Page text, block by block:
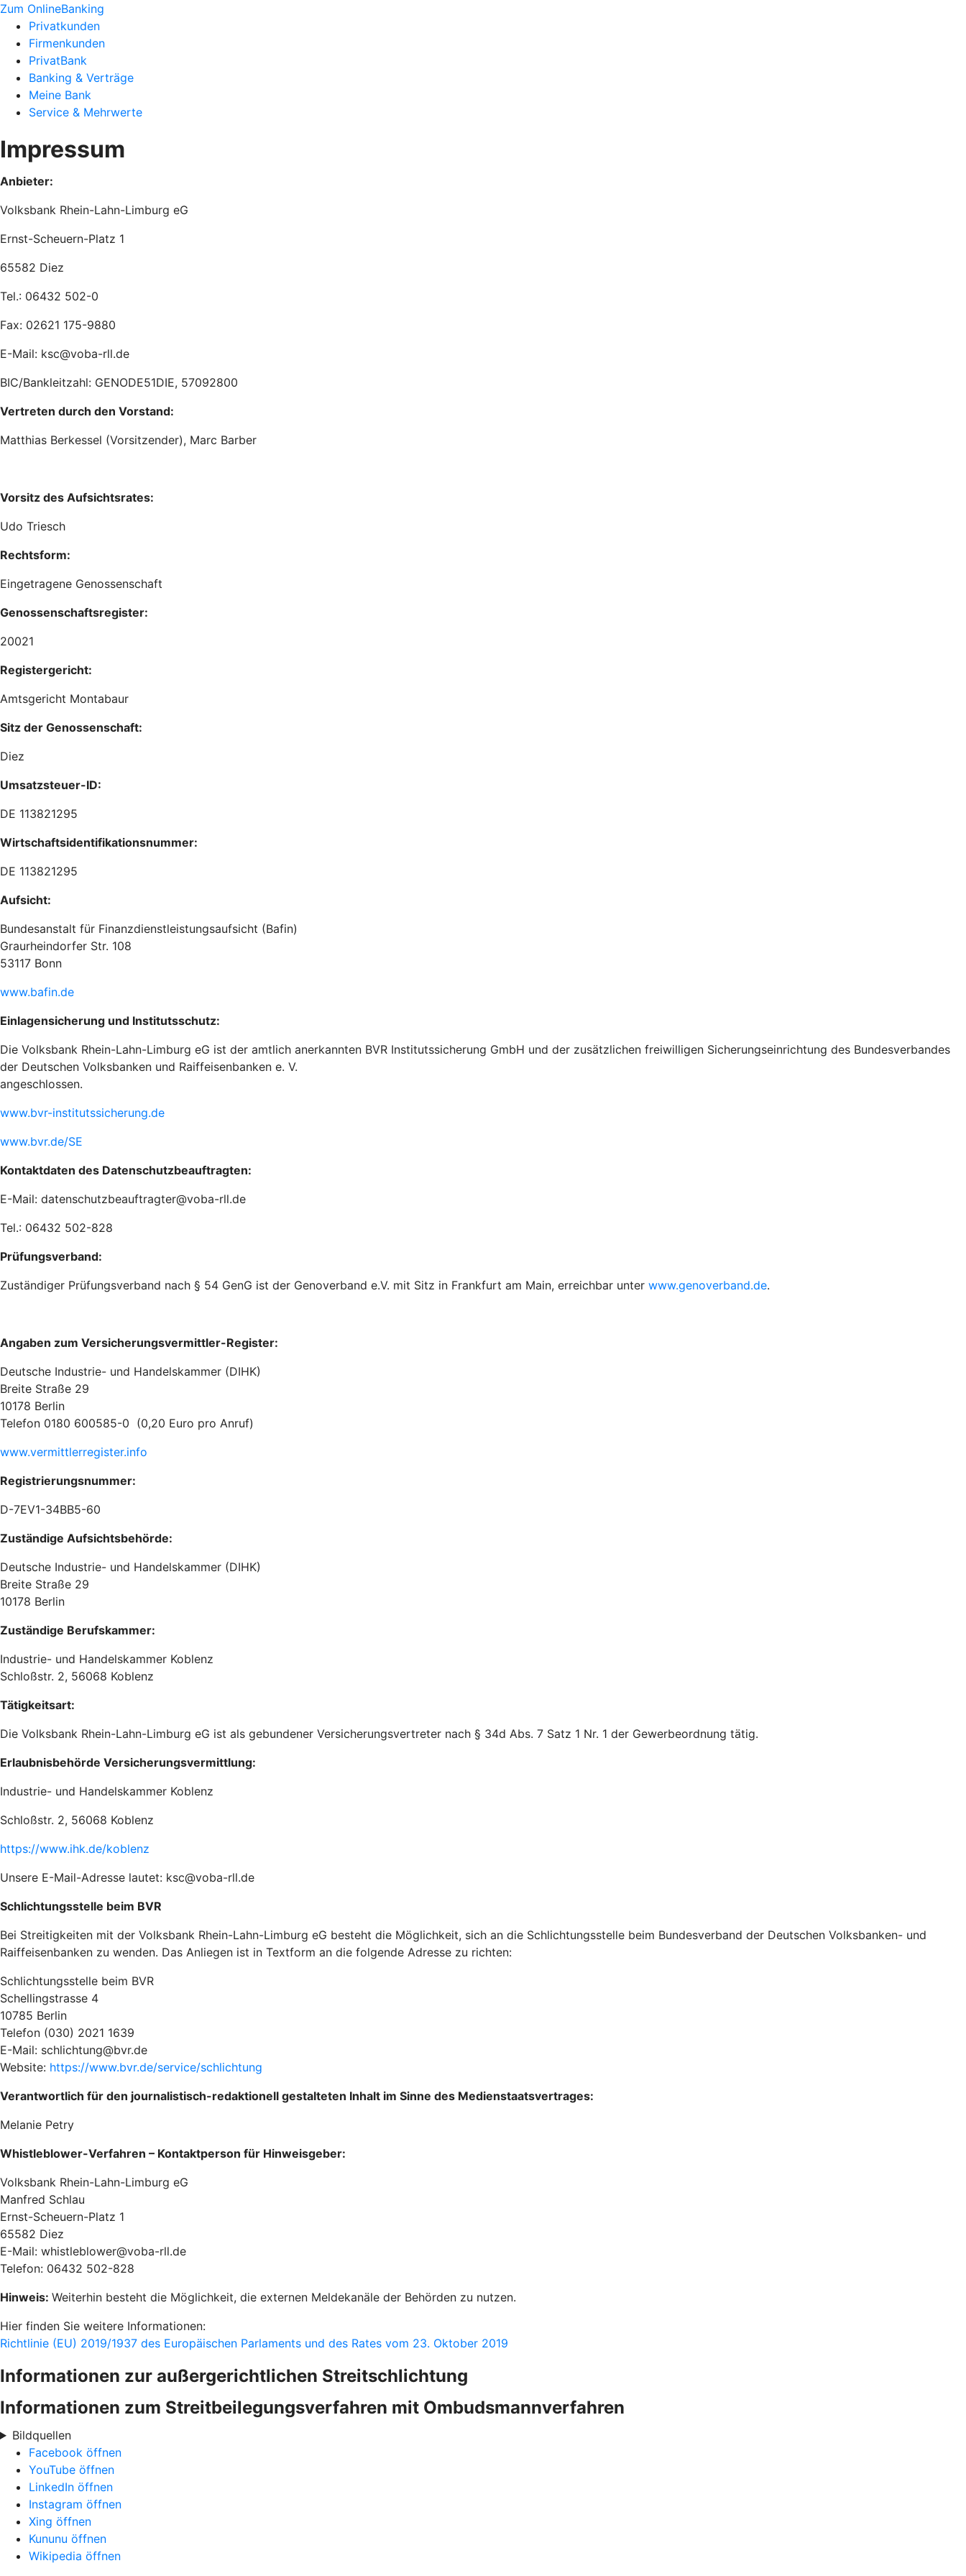
Zum OnlineBanking
Privatkunden
Firmenkunden
PrivatBank
Banking & Verträge
Meine Bank
Service & Mehrwerte
Impressum
Anbieter:
Volksbank Rhein-Lahn-Limburg eG
Ernst-Scheuern-Platz 1
65582 Diez
Tel.: 06432 502-0
Fax: 02621 175-9880
E-Mail: ksc@voba-rll.de
BIC/Bankleitzahl: GENODE51DIE, 57092800
Vertreten durch den Vorstand:
Matthias Berkessel (Vorsitzender), Marc Barber
Vorsitz des Aufsichtsrates:
Udo Triesch
Rechtsform:
Eingetragene Genossenschaft
Genossenschaftsregister:
20021
Registergericht:
Amtsgericht Montabaur
Sitz der Genossenschaft:
Diez
Umsatzsteuer-ID:
DE 113821295
Wirtschaftsidentifikationsnummer:
DE 113821295
Aufsicht:
Bundesanstalt für Finanzdienstleistungsaufsicht (Bafin)
Graurheindorfer Str. 108
53117 Bonn
www.bafin.de
Einlagensicherung und Institutsschutz:
Die Volksbank Rhein-Lahn-Limburg eG ist der amtlich anerkannten BVR Institutssicherung GmbH und der zusätzlichen freiwilligen Sicherungseinrichtung des Bundesverbandes
der Deutschen Volksbanken und Raiffeisenbanken e. V.
angeschlossen.
www.bvr-institutssicherung.de
www.bvr.de/SE
Kontaktdaten des Datenschutzbeauftragten:
E-Mail: datenschutzbeauftragter@voba-rll.de
Tel.: 06432 502-828
Prüfungsverband:
Zuständiger Prüfungsverband nach § 54 GenG ist der Genoverband e.V. mit Sitz in Frankfurt am Main, erreichbar unter www.genoverband.de.
Angaben zum Versicherungsvermittler-Register:
Deutsche Industrie- und Handelskammer (DIHK)
Breite Straße 29
10178 Berlin
Telefon 0180 600585-0 (0,20 Euro pro Anruf)
www.vermittlerregister.info
Registrierungsnummer:
D-7EV1-34BB5-60
Zuständige Aufsichtsbehörde:
Deutsche Industrie- und Handelskammer (DIHK)
Breite Straße 29
10178 Berlin
Zuständige Berufskammer:
Industrie- und Handelskammer Koblenz
Schloßstr. 2, 56068 Koblenz
Tätigkeitsart:
Die Volksbank Rhein-Lahn-Limburg eG ist als gebundener Versicherungsvertreter nach § 34d Abs. 7 Satz 1 Nr. 1 der Gewerbeordnung tätig.
Erlaubnisbehörde Versicherungsvermittlung:
Industrie- und Handelskammer Koblenz
Schloßstr. 2, 56068 Koblenz
https://www.ihk.de/koblenz
Unsere E-Mail-Adresse lautet: ksc@voba-rll.de
Schlichtungsstelle beim BVR
Bei Streitigkeiten mit der Volksbank Rhein-Lahn-Limburg eG besteht die Möglichkeit, sich an die Schlichtungsstelle beim Bundesverband der Deutschen Volksbanken- und
Raiffeisenbanken zu wenden. Das Anliegen ist in Textform an die folgende Adresse zu richten:
Schlichtungsstelle beim BVR
Schellingstrasse 4
10785 Berlin
Telefon (030) 2021 1639
E-Mail: schlichtung@bvr.de
Website: https://www.bvr.de/service/schlichtung
Verantwortlich für den journalistisch-redaktionell gestalteten Inhalt im Sinne des Medienstaatsvertrages:
Melanie Petry
Whistleblower-Verfahren – Kontaktperson für Hinweisgeber:
Volksbank Rhein-Lahn-Limburg eG
Manfred Schlau
Ernst-Scheuern-Platz 1
65582 Diez
E-Mail: whistleblower@voba-rll.de
Telefon: 06432 502-828
Hinweis: Weiterhin besteht die Möglichkeit, die externen Meldekanäle der Behörden zu nutzen.
Hier finden Sie weitere Informationen:
Richtlinie (EU) 2019/1937 des Europäischen Parlaments und des Rates vom 23. Oktober 2019
Informationen zur außergerichtlichen Streitschlichtung
Informationen zum Streitbeilegungsverfahren mit Ombudsmannverfahren
Bildquellen
Facebook öffnen
YouTube öffnen
LinkedIn öffnen
Instagram öffnen
Xing öffnen
Kununu öffnen
Wikipedia öffnen